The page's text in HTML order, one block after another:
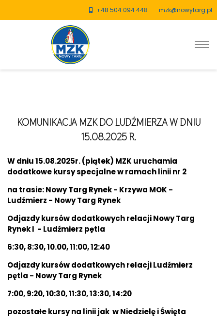
+48 504 094 448 mzk@nowytarg.pl
KOMUNIKACJA MZK DO LUDŹMIERZA W DNIU
15.08.2025 R.
W dniu 15.08.2025r. (piątek) MZK uruchamia
dodatkowe kursy specjalne w ramach linii nr 2
na trasie: Nowy Targ Rynek - Krzywa MOK -
Ludźmierz - Nowy Targ Rynek
Odjazdy kursów dodatkowych relacji Nowy Targ
Rynek I - Ludźmierz pętla
6:30, 8:30, 10.00, 11:00, 12:40
Odjazdy kursów dodatkowych relacji Ludźmierz
pętla - Nowy Targ Rynek
7:00, 9:20, 10:30, 11:30, 13:30, 14:20
pozostałe kursy na linii jak w Niedzielę i Święta